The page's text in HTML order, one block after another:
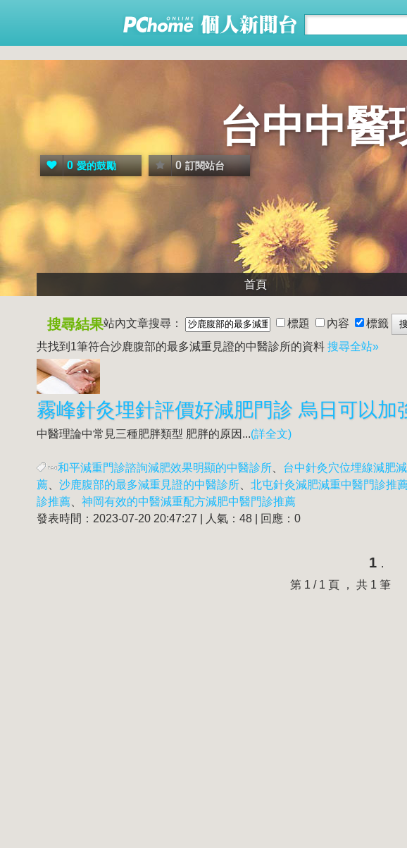
台中中醫
0 愛的鼓勵 0 訂閱站台
首頁
搜尋結果站內文章搜尋： 標題 內容
標籤
共找到1筆符合沙鹿腹部的最多減重見證的中醫診所的資料 搜尋全站»
中醫理論中常見三種肥胖類型 肥胖的原因...(詳全文)
和平減重門診諮詢減肥效果明顯的中醫診所 台中針灸穴位埋線減肥
薦
沙鹿腹部的最多減重見證的中醫診所 北屯針灸減肥減重中醫門診推
診推薦
神岡有效的中醫減重配方減肥中醫門診推薦
發表時間：2023-07-20 20:47:27 | 人氣：48 | 回應：0
1 .
第 1 / 1 頁 ， 共 1